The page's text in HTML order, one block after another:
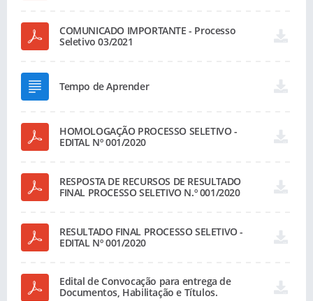
COMUNICADO IMPORTANTE - Processo
Seletivo 03/2021
Tempo de Aprender
HOMOLOGAÇÃO PROCESSO SELETIVO -
EDITAL Nº 001/2020
RESPOSTA DE RECURSOS DE RESULTADO
FINAL PROCESSO SELETIVO N.º 001/2020
RESULTADO FINAL PROCESSO SELETIVO -
EDITAL Nº 001/2020
Edital de Convocação para entrega de
Documentos, Habilitação e Títulos.